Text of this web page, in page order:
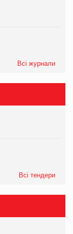
Всі журнали
Всі тендери